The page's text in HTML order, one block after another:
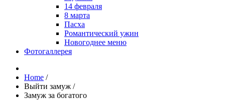
14 февраля
8 марта
Пасха
Романтический ужин
Новогоднее меню
Фотогаллерея
Home /
Выйти замуж /
Замуж за богатого